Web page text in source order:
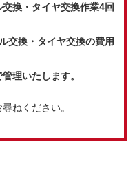
換・タイヤ交換作業4回
交換・タイヤ交換の費用
理いたします。
ねください。